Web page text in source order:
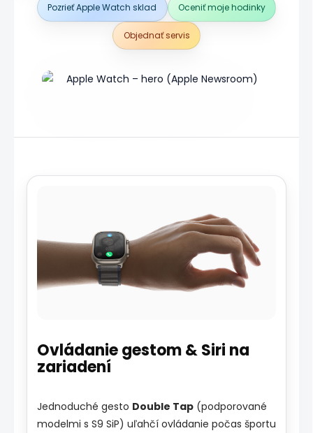
Pozrieť Apple Watch sklad Oceniť moje hodinky
Objednať servis
Ovládanie gestom & Siri na
zariadení
Jednoduché gesto Double Tap(podporované
modelmi s S9 SiP) uľahčí ovládanie počas športu